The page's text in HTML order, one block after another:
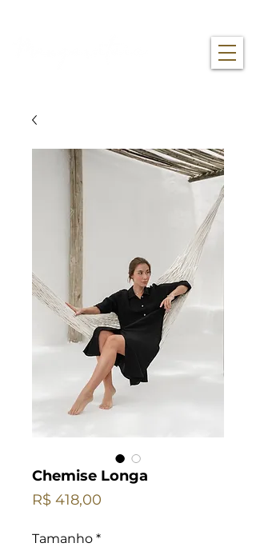
Chemise Longa
R$ 418,00
Tamanho *